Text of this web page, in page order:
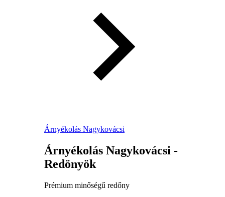
Árnyékolás Nagykovácsi
Árnyékolás Nagykovácsi -
Redönyök
Prémium minőségű redőny